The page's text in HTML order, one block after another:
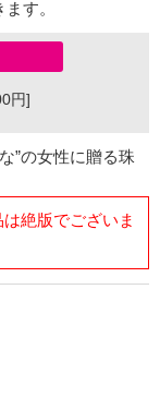
す。
円]
”の女性に贈る珠
絶版でございま